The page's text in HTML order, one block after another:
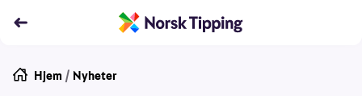
Hjem / Nyheter